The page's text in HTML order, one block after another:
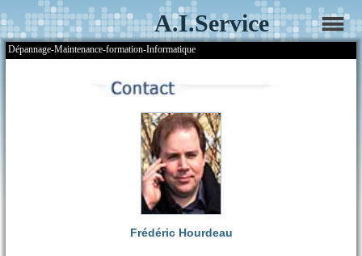
A.I.Service
Dépannage-Maintenance-formation-Informatique
Frédéric Hourdeau